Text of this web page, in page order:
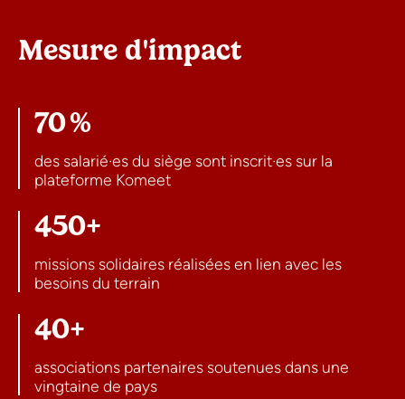
Mesure d'impact
70 %
des salarié·es du siège sont inscrit·es sur la
plateforme Komeet
450+
missions solidaires réalisées en lien avec les
besoins du terrain
40+
associations partenaires soutenues dans une
vingtaine de pays